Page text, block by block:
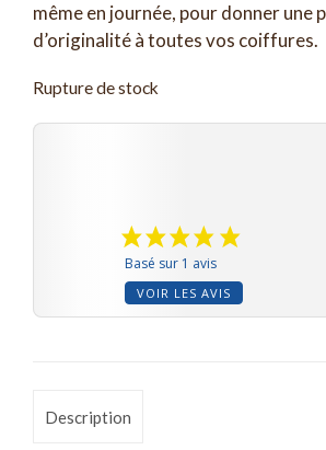
même en journée, pour donner une
d’originalité à toutes vos coiffures.
Rupture de stock
Basé sur 1 avis
VOIR LES AVIS
Description